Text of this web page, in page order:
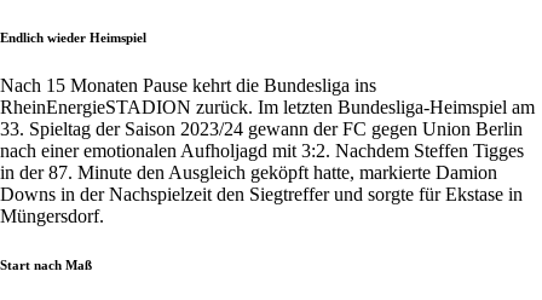
Endlich wieder Heimspiel
Nach 15 Monaten Pause kehrt die Bundesliga ins
RheinEnergieSTADION zurück. Im letzten Bundesliga-Heimspiel am
33. Spieltag der Saison 2023/24 gewann der FC gegen Union Berlin
nach einer emotionalen Aufholjagd mit 3:2. Nachdem Steffen Tigges
in der 87. Minute den Ausgleich geköpft hatte, markierte Damion
Downs in der Nachspielzeit den Siegtreffer und sorgte für Ekstase in
Müngersdorf.
Start nach Maß